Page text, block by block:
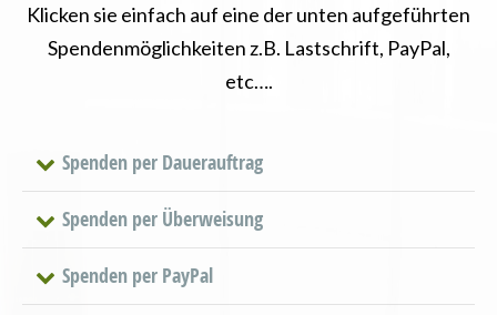
Klicken sie einfach auf eine der unten aufgeführten
Spendenmöglichkeiten z.B. Lastschrift, PayPal,
etc….
Spenden per Dauerauftrag
Spenden per Überweisung
Spenden per PayPal